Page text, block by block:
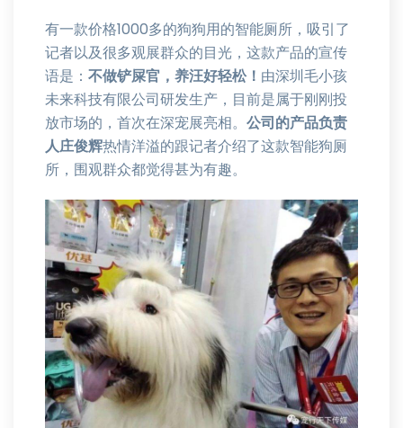
有一款价格1000多的狗狗用的智能厕所，吸引了
记者以及很多观展群众的目光，这款产品的宣传
语是： 不做铲屎官，养汪好轻松！ 由深圳毛小孩
未来科技有限公司研发生产，目前是属于刚刚投
放市场的，首次在深宠展亮相。 公司的产品负责
人庄俊辉热情洋溢的跟记者介绍了这款智能狗厕
所，围观群众都觉得甚为有趣。